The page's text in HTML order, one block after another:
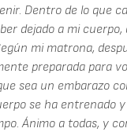
Dentro de lo que
dejado a mi cuerpo,
mi matrona,
preparada para
sea un embarazo
se ha entrenado
Ánimo a todas, y